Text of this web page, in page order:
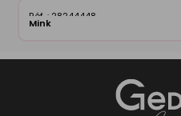
28244448
Mink